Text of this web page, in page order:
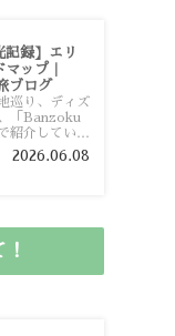
記録】エリ
ップ｜
ブログ
巡り、ディズ
「Banzoku
紹介している
録をエリアや
た。あなたが
2026.06.08